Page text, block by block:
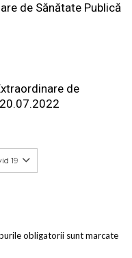
de Sănătate Publică
de
19
obligatorii sunt marcate